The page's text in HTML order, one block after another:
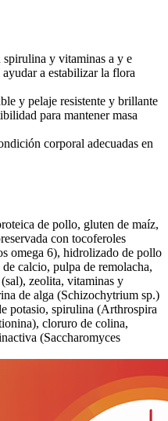
y vitaminas a y e
a estabilizar la flora
y pelaje resistente y brillante
para mantener masa
corporal adecuadas en
de pollo, gluten de maíz,
con tocoferoles
omega 6), hidrolizado de pollo
calcio, pulpa de remolacha,
zeolita, vitaminas y
de alga (Schizochytrium sp.)
potasio, spirulina (Arthrospira
cloruro de colina,
(Saccharomyces